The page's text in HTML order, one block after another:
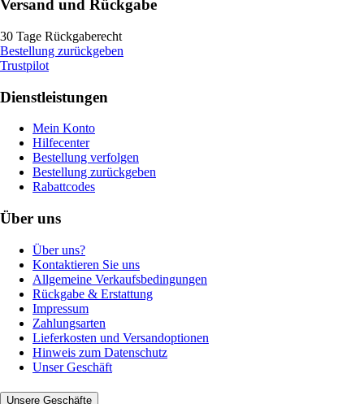
Versand und Rückgabe
30 Tage Rückgaberecht
Bestellung zurückgeben
Trustpilot
Dienstleistungen
Mein Konto
Hilfecenter
Bestellung verfolgen
Bestellung zurückgeben
Rabattcodes
Über uns
Über uns?
Kontaktieren Sie uns
Allgemeine Verkaufsbedingungen
Rückgabe & Erstattung
Impressum
Zahlungsarten
Lieferkosten und Versandoptionen
Hinweis zum Datenschutz
Unser Geschäft
Unsere Geschäfte